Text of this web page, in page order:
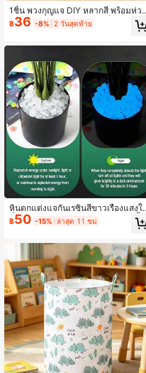
1ชิ้น พวงกุญแจ DIY หลากสี พร้อมห่วง
D-Ring โลหะ เสริมความแข็งแรงด้วย
มุดย้ำ สำหรับการผจญภัยกลางแจ้ง ตก
฿36 -8% 2 วันสุดท้าย
หินตกแต่งแจกันเรซินสีขาวเรืองแสงใ
ที่มืด ดูดซับแสงแดดและเรืองแสงสีน้ำ
งินในที่มืด สำหรับเติมแจกัน ตกแต่งกระ
องแสงพลังงานแสงอาทิตย์
฿50 -15% ล่าสุด 11 ชม